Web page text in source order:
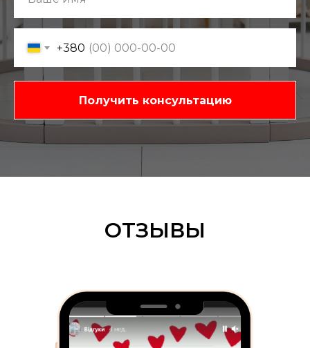
+380
Получить консультацию
ОТЗЫВЫ